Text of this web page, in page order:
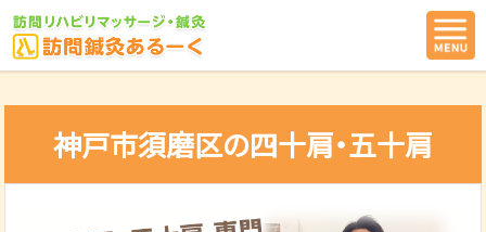
神戸市須磨区の四十肩・五十肩